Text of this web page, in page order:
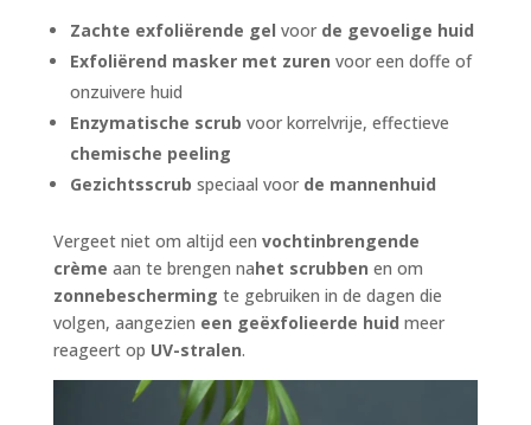
Zachte exfoliërende gel voor de gevoelige huid
Exfoliërend masker met zuren voor een doffe of
onzuivere huid
Enzymatische scrub voor korrelvrije, effectieve
chemische peeling
Gezichtsscrub speciaal voor de mannenhuid
Vergeet niet om altijd een vochtinbrengende
crème aan te brengen nahet scrubben en om
zonnebescherming te gebruiken in de dagen die
volgen, aangezien een geëxfolieerde huid meer
reageert op UV-stralen.